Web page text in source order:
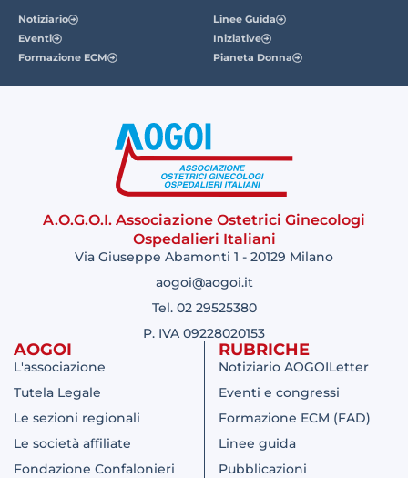
Notiziario
Eventi
Formazione ECM
Linee Guida
Iniziative
Pianeta Donna
A.O.G.O.I. Associazione Ostetrici Ginecologi
Ospedalieri Italiani
Via Giuseppe Abamonti 1 - 20129 Milano
aogoi@aogoi.it
Tel. 02 29525380
P. IVA 09228020153
AOGOI
L'associazione
Tutela Legale
Le sezioni regionali
Le società affiliate
Fondazione Confalonieri
RUBRICHE
Notiziario AOGOILetter
Eventi e congressi
Formazione ECM (FAD)
Linee guida
Pubblicazioni